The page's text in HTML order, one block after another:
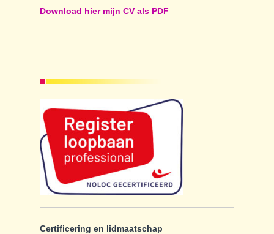
Download hier mijn CV als PDF
Certificering en lidmaatschap